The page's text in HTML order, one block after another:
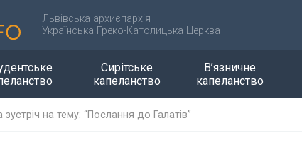
Львівська архиєпархія
Українська Греко-Католицька Церква
Сирітське
капеланство
В’язничне
капеланство
зустріч на тему: “Послання до Галатів”